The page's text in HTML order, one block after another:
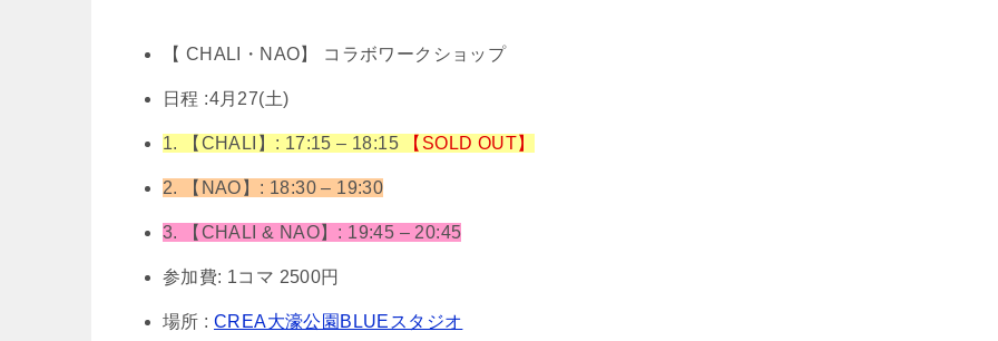
【 CHALI・NAO】 コラボワークショップ
日程 :4月27(土)
1. 【CHALI】: 17:15 – 18:15 【SOLD OUT】
2. 【NAO】: 18:30 – 19:30
3. 【CHALI & NAO】: 19:45 – 20:45
参加費: 1コマ 2500円
場所 : CREA大濠公園BLUEスタジオ